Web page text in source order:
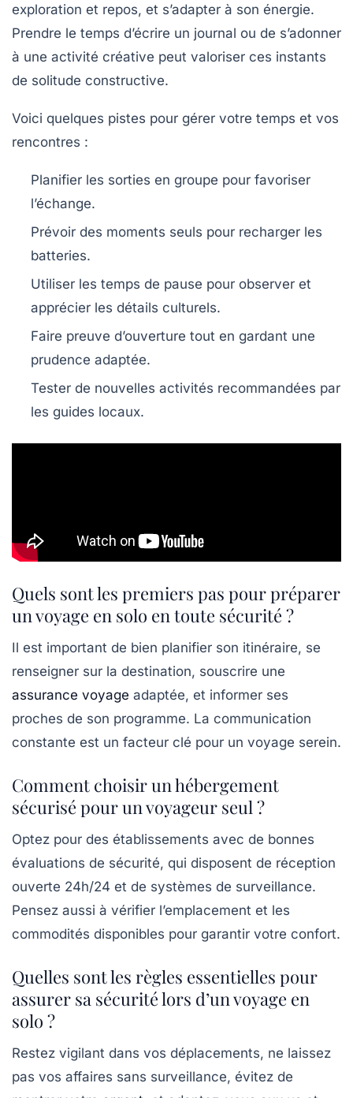
exploration et repos, et s’adapter à son énergie.
Prendre le temps d’écrire un journal ou de s’adonner
à une activité créative peut valoriser ces instants
de solitude constructive.
Voici quelques pistes pour gérer votre temps et vos
rencontres :
Planifier les sorties en groupe pour favoriser
l’échange.
Prévoir des moments seuls pour recharger les
batteries.
Utiliser les temps de pause pour observer et
apprécier les détails culturels.
Faire preuve d’ouverture tout en gardant une
prudence adaptée.
Tester de nouvelles activités recommandées par
les guides locaux.
Quels sont les premiers pas pour préparer
un voyage en solo en toute sécurité ?
Il est important de bien planifier son itinéraire, se
renseigner sur la destination, souscrire une
assurance voyage adaptée, et informer ses
proches de son programme. La communication
constante est un facteur clé pour un voyage serein.
Comment choisir un hébergement
sécurisé pour un voyageur seul ?
Optez pour des établissements avec de bonnes
évaluations de sécurité, qui disposent de réception
ouverte 24h/24 et de systèmes de surveillance.
Pensez aussi à vérifier l’emplacement et les
commodités disponibles pour garantir votre confort.
Quelles sont les règles essentielles pour
assurer sa sécurité lors d’un voyage en
solo ?
Restez vigilant dans vos déplacements, ne laissez
pas vos affaires sans surveillance, évitez de